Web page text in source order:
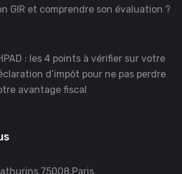
GIR et comprendre son évaluation ?
: les 4 points à vérifier sur votre
d’impôt pour ne pas perdre
avantage fiscal
75008 Paris